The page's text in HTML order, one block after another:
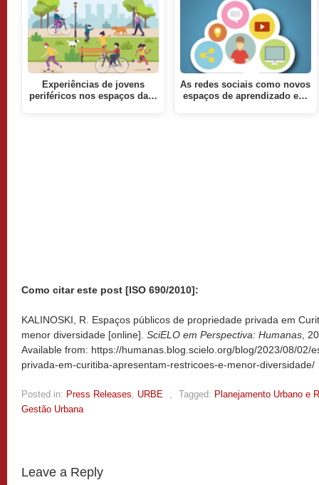
Experiências de jovens
periféricos nos espaços da…
As redes sociais como novos
espaços de aprendizado e…
Como citar este post [ISO 690/2010]:
KALINOSKI, R. Espaços públicos de propriedade privada em
menor diversidade [online]. SciELO em Perspectiva: Humanas ,
Available from: https://humanas.blog.scielo.org/blog/2023/08/02/
privada-em-curitiba-apresentam-restricoes-e-menor-diversidade/
Posted in: Press Releases, URBE , Tagged: Planejamento Urbano e
Gestão Urbana
Leave a Reply